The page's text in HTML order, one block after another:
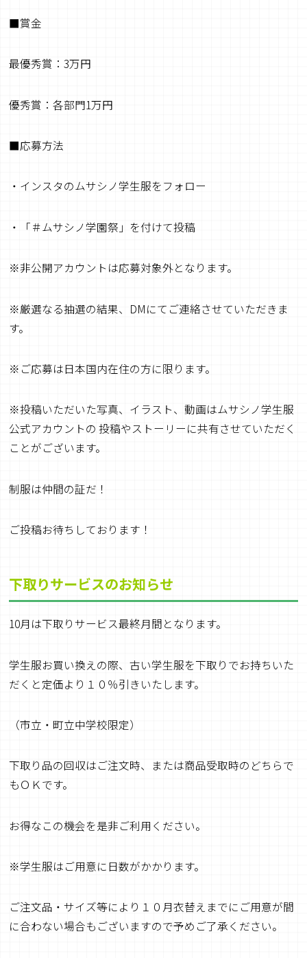
■賞金
最優秀賞：3万円
優秀賞：各部門1万円
■応募方法
・インスタのムサシノ学生服をフォロー
・「＃ムサシノ学園祭」を付けて投稿
※非公開アカウントは応募対象外となります。
※厳選なる抽選の結果、DMにてご連絡させていただきま
す。
※ご応募は日本国内在住の方に限ります。
※投稿いただいた写真、イラスト、動画はムサシノ学生服
公式アカウントの 投稿やストーリーに共有させていただく
ことがございます。
制服は仲間の証だ！
ご投稿お待ちしております！
下取りサービスのお知らせ
10月は下取りサービス最終月間となります。
学生服お買い換えの際、古い学生服を下取りでお持ちいた
だくと定価より１０％引きいたします。
（市立・町立中学校限定）
下取り品の回収はご注文時、または商品受取時のどちらで
もＯＫです。
お得なこの機会を是非ご利用ください。
※学生服はご用意に日数がかかります。
ご注文品・サイズ等により１０月衣替えまでにご用意が間
に合わない場合もございますので予めご了承ください。